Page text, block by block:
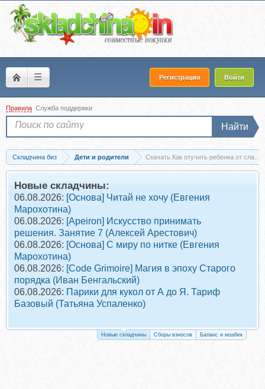
☰ Регистрация Войти
Правила Служба поддержки
Найти
Складчина биз Дети и родители
Новые складчины:
06.08.2026: [Основа] Читай не хочу (Евгения
Марохотина)
06.08.2026: [Apeiron] Искусство принимать
решения. Занятие 7 (Алексей Арестович)
06.08.2026: [Основа] С миру по нитке (Евгения
Марохотина)
06.08.2026: [Code Grimoire] Магия в эпоху Старого
порядка (Иван Бенгальский)
06.08.2026: Парики для кукол от А до Я. Тариф
Базовый (Татьяна Успаленко)
Новые складчины Сборы взносов Баланс и кешбек